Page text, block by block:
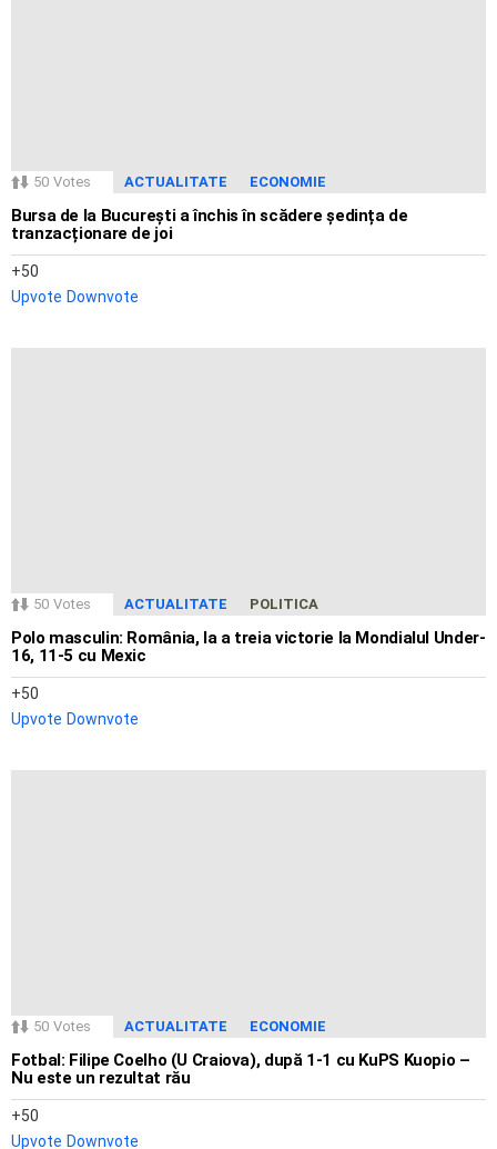
50 Votes ACTUALITATE ECONOMIE
Bursa de la București a închis în scădere ședința de
tranzacționare de joi
50
Upvote Downvote
50 Votes ACTUALITATE POLITICA
Polo masculin: România, la a treia victorie la Mondialul Under-
16, 11-5 cu Mexic
50
Upvote Downvote
50 Votes ACTUALITATE ECONOMIE
Fotbal: Filipe Coelho (U Craiova), după 1-1 cu KuPS Kuopio –
Nu este un rezultat rău
50
Upvote Downvote